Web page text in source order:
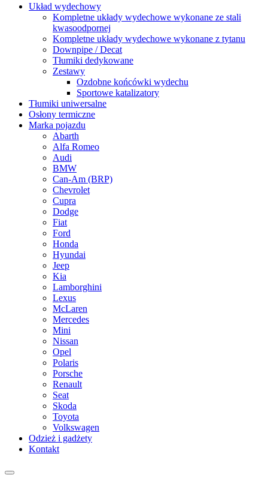
Układ wydechowy
Kompletne układy wydechowe wykonane ze stali
kwasoodpornej
Kompletne układy wydechowe wykonane z tytanu
Downpipe / Decat
Tłumiki dedykowane
Zestawy
Ozdobne końcówki wydechu
Sportowe katalizatory
Tłumiki uniwersalne
Osłony termiczne
Marka pojazdu
Abarth
Alfa Romeo
Audi
BMW
Can-Am (BRP)
Chevrolet
Cupra
Dodge
Fiat
Ford
Honda
Hyundai
Jeep
Kia
Lamborghini
Lexus
McLaren
Mercedes
Mini
Nissan
Opel
Polaris
Porsche
Renault
Seat
Skoda
Toyota
Volkswagen
Odzież i gadżety
Kontakt